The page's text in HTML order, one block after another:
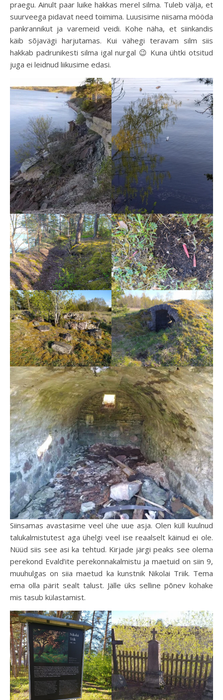
praegu. Ainult paar luike hakkas merel silma. Tuleb välja, et
suurveega pidavat need toimima. Luusisime niisama mööda
pankrannikut ja varemeid veidi. Kohe näha, et siinkandis
käib sõjavägi harjutamas. Kui vähegi teravam silm siis
hakkab padrunikesti silma igal nurgal 😉 Kuna ühtki otsitud
juga ei leidnud liikusime edasi.
Siinsamas avastasime veel ühe uue asja. Olen küll kuulnud
talukalmistutest aga ühelgi veel ise reaalselt käinud ei ole.
Nüüd siis see asi ka tehtud. Kirjade järgi peaks see olema
perekond Evald’ite perekonnakalmistu ja maetuid on siin 9,
muuhulgas on siia maetud ka kunstnik Nikolai Triik. Tema
ema olla pärit sealt talust. Jälle üks selline põnev kohake
mis tasub külastamist.